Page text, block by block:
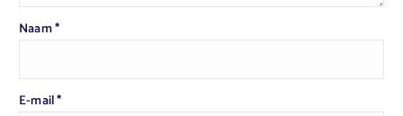
Naam*
E-mail*